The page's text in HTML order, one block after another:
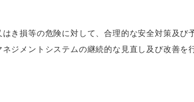
き損等の危険に対して、合理的な安全対策及び
ジメントシステムの継続的な見直し及び改善を